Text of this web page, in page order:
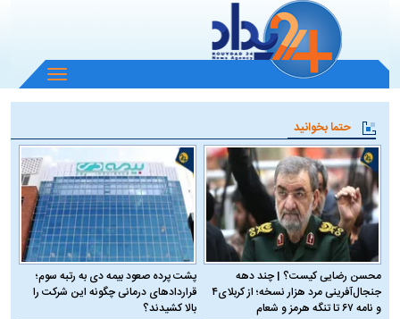
باز
و
منو
حتما بخوانید
محسن رضایی کیست؟ | چند دهه
جنجال‌آفرینی مرد هزار نسخه؛ از کربلای۴
و نامه ۶۷ تا تنگه هرمز و شعام
پشت پرده صعود بیمه دی به رتبه سوم؛
قراردادهای درمانی چگونه این شرکت را
بالا کشیدند؟